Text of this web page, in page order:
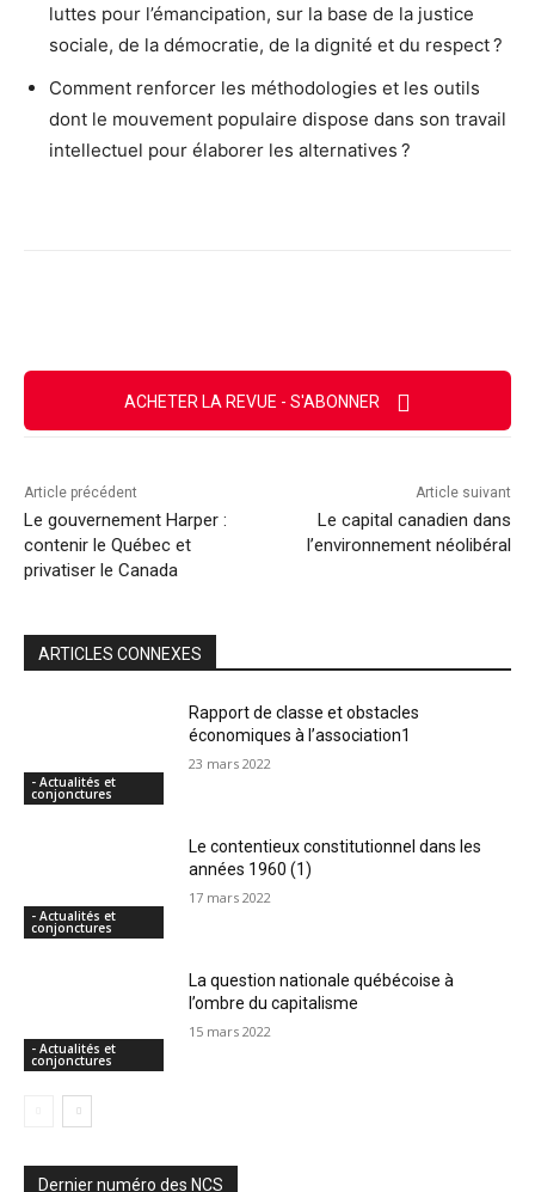
luttes pour l’émancipation, sur la base de la justice
sociale, de la démocratie, de la dignité et du respect ?
Comment renforcer les méthodologies et les outils
dont le mouvement populaire dispose dans son travail
intellectuel pour élaborer les alternatives ?
ACHETER LA REVUE - S'ABONNER
Article précédent
Le gouvernement Harper :
contenir le Québec et
privatiser le Canada
Article suivant
Le capital canadien dans
l’environnement néolibéral
ARTICLES CONNEXES
- Actualités et
conjonctures
Rapport de classe et obstacles
économiques à l’association1
23 mars 2022
- Actualités et
conjonctures
Le contentieux constitutionnel dans les
années 1960 (1)
17 mars 2022
- Actualités et
conjonctures
La question nationale québécoise à
l’ombre du capitalisme
15 mars 2022
Dernier numéro des NCS